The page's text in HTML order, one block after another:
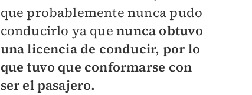
que probablemente nunca pudo
conducirlo ya que nunca obtuvo
una licencia de conducir, por lo
que tuvo que conformarse con
ser el pasajero.